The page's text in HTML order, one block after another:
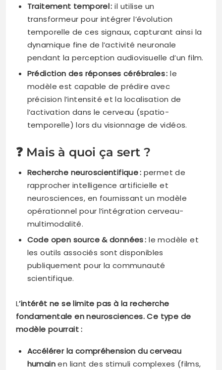
Traitement temporel : il utilise un
transformeur pour intégrer l’évolution
temporelle de ces signaux, capturant ainsi la
dynamique fine de l’activité neuronale
pendant la perception audiovisuelle d’un film.
Prédiction des réponses cérébrales : le
modèle est capable de prédire avec
précision l’intensité et la localisation de
l’activation dans le cerveau (spatio-
temporelle) lors du visionnage de vidéos.
❓ Mais à quoi ça sert ?
Recherche neuroscientifique : permet de
rapprocher intelligence artificielle et
neurosciences, en fournissant un modèle
opérationnel pour l’intégration cerveau-
multimodalité.
Code open source & données : le modèle et
les outils associés sont disponibles
publiquement pour la communauté
scientifique.
L’intérêt ne se limite pas à la recherche
fondamentale en neurosciences. Ce type de
modèle pourrait :
Accélérer la compréhension du cerveau
humainen liant des stimuli complexes (films,